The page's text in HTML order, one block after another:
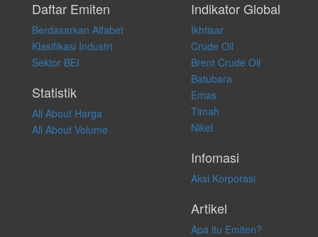
pribadi. Kami tidak memberi anjuran, saran, rekomendasi untuk
membeli, menjual atau melakukan aktivitas lain yang terkait dengan
transaksi perdagangan apapun, dan kami tidak bertanggung jawab
atas keputusan investasi yang dilakukan dalam kondisi dan situasi
apapun juga, yang diakibatkan secara langsung maupun tidak
langsung atas konten pada website ini.
Daftar Emiten
Berdasarkan Alfabet
Klasifikasi Industri
Sektor BEI
Statistik
All About Harga
All About Volume
Indikator Global
Ikhtisar
Crude Oil
Brent Crude Oil
Batubara
Emas
Timah
Nikel
Infomasi
Aksi Korporasi
Artikel
Apa itu Emiten?